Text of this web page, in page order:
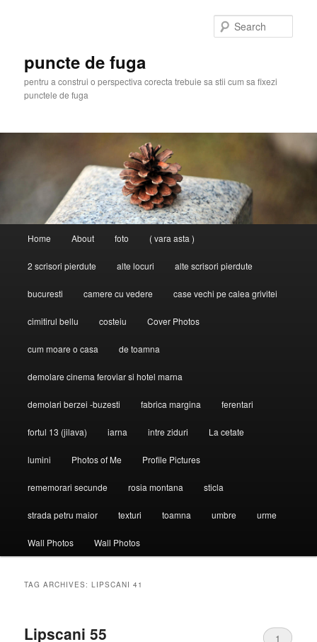
puncte de fuga
pentru a construi o perspectiva corecta trebuie sa stii cum sa fixezi
punctele de fuga
Home About foto ( vara asta )
2 scrisori pierdute alte locuri alte scrisori pierdute
bucuresti camere cu vedere case vechi pe calea grivitei
cimitirul bellu costeiu Cover Photos
cum moare o casa de toamna
demolare cinema feroviar si hotel marna
demolari berzei -buzesti fabrica margina ferentari
fortul 13 (jilava) iarna intre ziduri La cetate
lumini Photos of Me Profile Pictures
rememorari secunde rosia montana sticla
strada petru maior texturi toamna umbre urme
Wall Photos Wall Photos
TAG ARCHIVES:LIPSCANI 41
Lipscani 55 1